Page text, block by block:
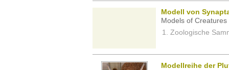
Modell von
Models of
Zoologische
Modellreihe der